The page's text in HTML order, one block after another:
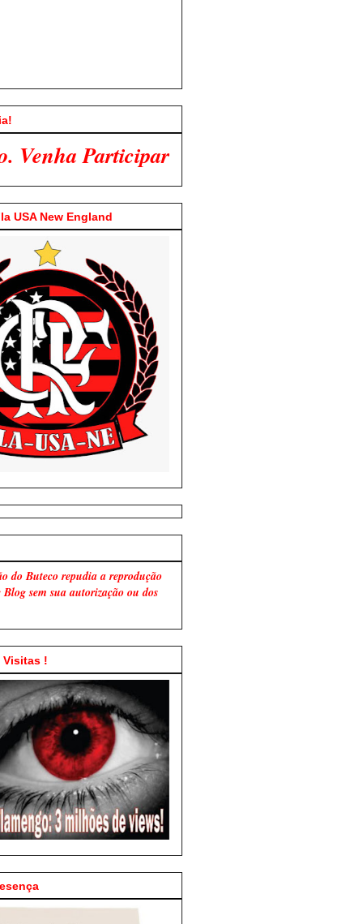
USA New England
do Buteco repudia a reprodução
Blog sem sua autorização ou dos
Visitas !